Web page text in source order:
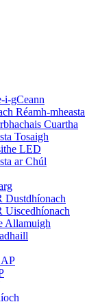
i-gCeann
Réamh-mheasta
Cuartha
Tosaigh
LED
ar Chúl
Dustdhíonach
Uiscedhíonach
Allamuigh